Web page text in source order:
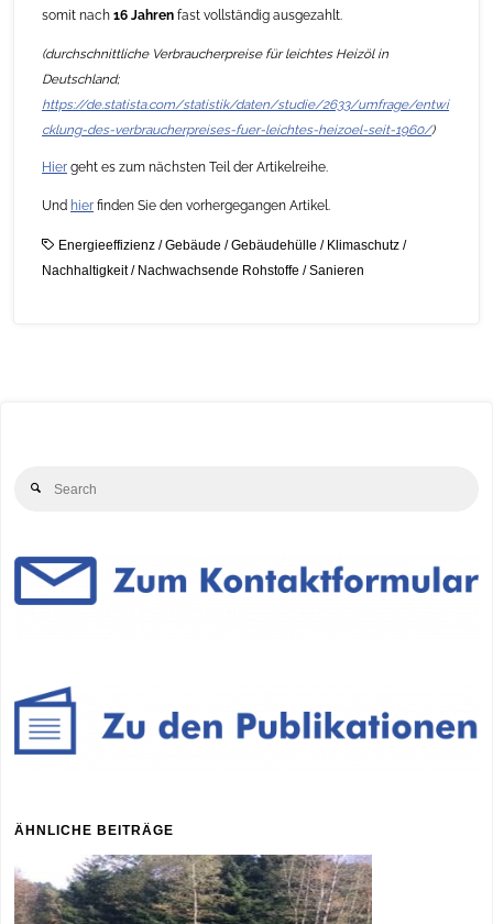
somit nach16 Jahren fast vollständig ausgezahlt.
(durchschnittliche Verbraucherpreise für leichtes Heizöl in
Deutschland;
https://de.statista.com/statistik/daten/studie/2633/umfrage/entwi
cklung-des-verbraucherpreises-fuer-leichtes-heizoel-seit-1960/)
Hier geht es zum nächsten Teil der Artikelreihe.
Und hier finden Sie den vorhergegangen Artikel.
Energieeffizienz/Gebäude /Gebäudehülle / Klimaschutz/
Nachhaltigkeit/ Nachwachsende Rohstoffe / Sanieren
Search
ÄHNLICHE BEITRÄGE